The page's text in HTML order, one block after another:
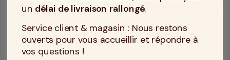
un délai de livraison rallongé.
Service client & magasin : Nous restons
ouverts pour vous accueillir et répondre à
vos questions !